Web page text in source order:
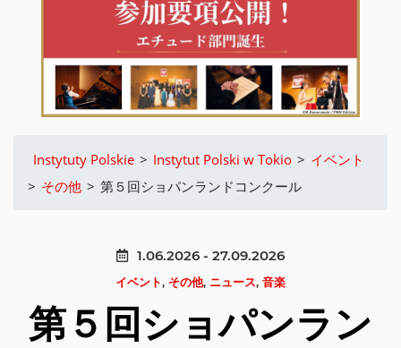
Instytuty Polskie > Instytut Polski w Tokio > イベント
> その他 > 第５回ショパンランドコンクール
1.06.2026 - 27.09.2026
イベント, その他, ニュース, 音楽
第５回ショパンラン